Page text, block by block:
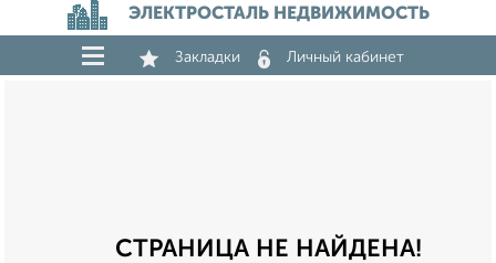
ЭЛЕКТРОСТАЛЬ НЕДВИЖИМОСТЬ
Закладки Личный кабинет
СТРАНИЦА НЕ НАЙДЕНА!